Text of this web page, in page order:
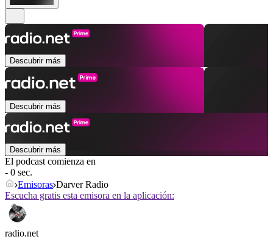
Descubrir más
Descubrir más
Descubrir más
El podcast comienza en
- 0 sec.
Emisoras Darver Radio
Escucha gratis esta emisora en la aplicación:
radio.net